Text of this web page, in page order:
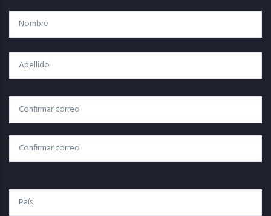
Nombre
Apellido
Correo
Electrónico
Correo Electrónico
Confirmar Correo
País